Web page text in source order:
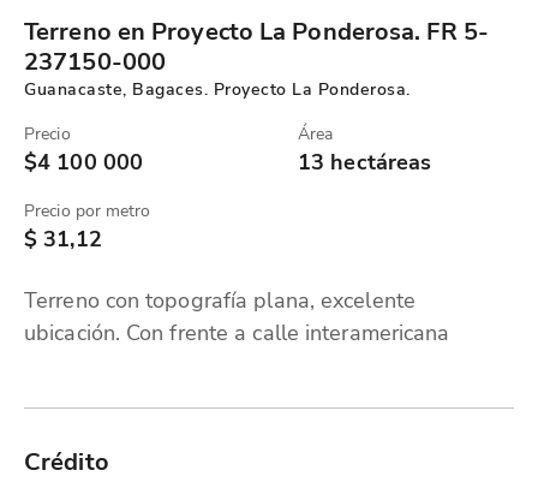
Terreno en Proyecto La Ponderosa. FR 5-
237150-000
Guanacaste, Bagaces. Proyecto La Ponderosa.
Precio
$4 100 000
Área
13 hectáreas
Precio por metro
$ 31,12
Terreno con topografía plana, excelente
ubicación. Con frente a calle interamericana
Crédito